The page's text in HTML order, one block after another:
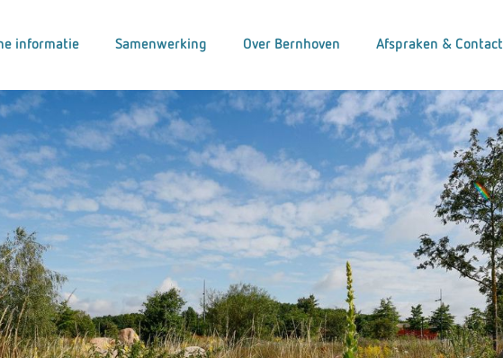
informatie Samenwerking Over Bernhoven Afspraken & Contact